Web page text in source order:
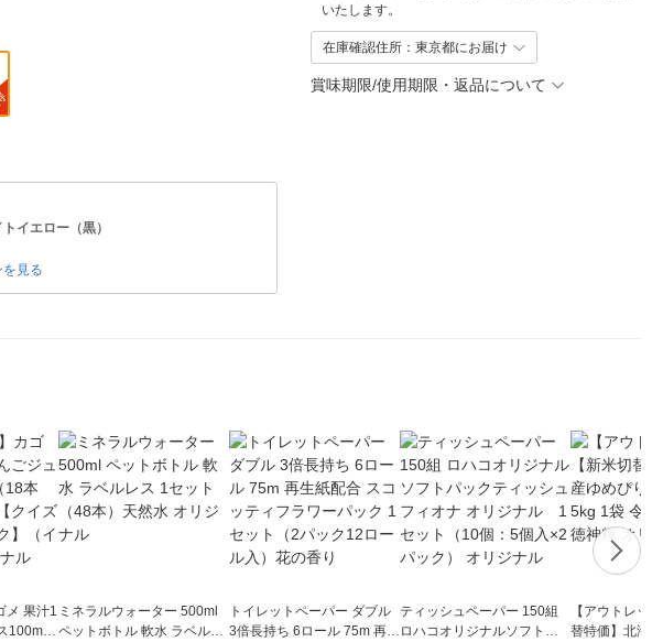
トイエロー（黒）
見る
いたします。
在庫確認住所：東京都にお届け
賞味期限/使用期限・返品について
メ 果汁1
100ml 1
ミネラルウォーター 500ml
ペットボトル 軟水 ラベルレ
トイレットペーパー ダブル
3倍長持ち 6ロール 75m 再生
ティッシュペーパー 150組
ロハコオリジナルソフトパ
【アウトレッ
替特価】北海